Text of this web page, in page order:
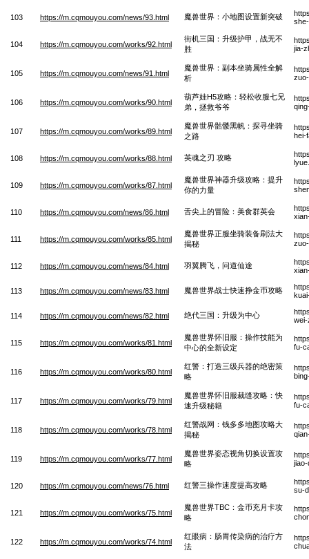
103 https://m.cqmouyou.com/news/93.html 魔兽世界：小地图设置新突破
104 https://m.cqmouyou.com/works/92.html
街机三国：升级护甲，战无不
胜
jia-
105 https://m.cqmouyou.com/news/91.html
魔兽世界：副本坐骑属性全解
析
106 https://m.cqmouyou.com/works/90.html
葫芦娃H5攻略：轻松收服七兄
弟，拯救爷爷
107 https://m.cqmouyou.com/works/89.html
魔兽世界骷髅黑帆：探寻坐骑
之路
hei-
108 https://m.cqmouyou.com/works/88.html 英魂之刃 攻略
109 https://m.cqmouyou.com/works/87.html
魔兽世界神器升级攻略：提升
你的力量
110 https://m.cqmouyou.com/news/86.html 舌尖上的冒险：美食群英会
111 https://m.cqmouyou.com/works/85.html
魔兽世界正服坐骑装备刷法大
揭秘
112 https://m.cqmouyou.com/news/84.html 羽翼腾飞，问道仙途
113 https://m.cqmouyou.com/news/83.html 魔兽世界战士快速挣金币攻略
114 https://m.cqmouyou.com/news/82.html 绝代三国：升级为中心
115 https://m.cqmouyou.com/works/81.html
魔兽世界怀旧服：操作技能为
中心的全新设定
fu-
116 https://m.cqmouyou.com/works/80.html
红警：打造三级兵器的绝密策
略
117 https://m.cqmouyou.com/works/79.html
魔兽世界怀旧服裁缝攻略：快
速升级秘籍
fu-
118 https://m.cqmouyou.com/works/78.html
红警战网：钱多多地图攻略大
揭秘
119 https://m.cqmouyou.com/works/77.html
魔兽世界姿态视角切换设置攻
略
120 https://m.cqmouyou.com/news/76.html 红警三操作速度提高攻略
su-
121 https://m.cqmouyou.com/works/75.html
魔兽世界TBC：金币充月卡攻
略
122 https://m.cqmouyou.com/works/74.html
红眼病：肠胃传染病的治疗方
法